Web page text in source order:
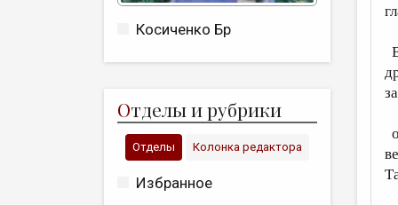
Косиченко Бр
Отделы и рубрики
Отделы Колонка редактора
Избранное